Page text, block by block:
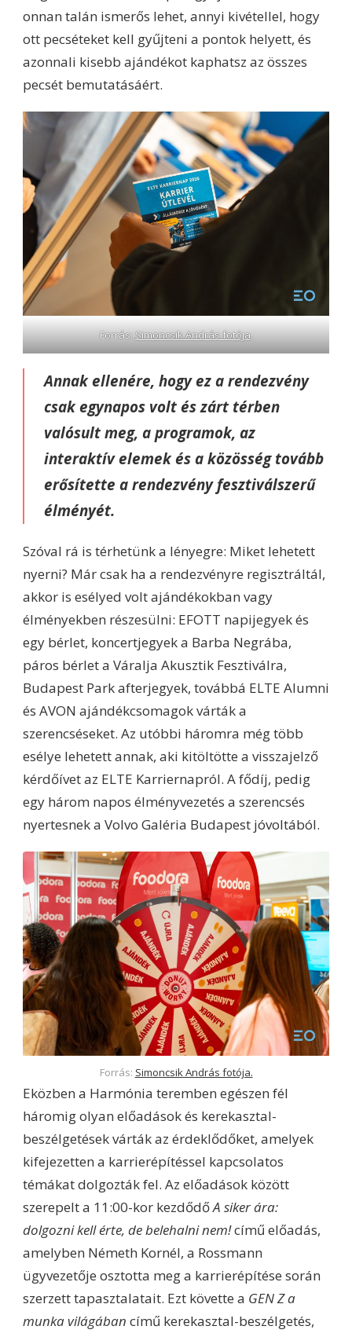
onnan talán ismerős lehet, annyi kivétellel, hogy
ott pecséteket kell gyűjteni a pontok helyett, és
azonnali kisebb ajándékot kaphatsz az összes
pecsét bemutatásáért.
Forrás:Simoncsik András fotója.
Annak ellenére, hogy ez a rendezvény
csak egynapos volt és zárt térben
valósult meg, a programok, az
interaktív elemek és a közösség tovább
erősítette a rendezvény fesztiválszerű
élményét.
Szóval rá is térhetünk a lényegre: Miket lehetett
nyerni? Már csak ha a rendezvényre regisztráltál,
akkor is esélyed volt ajándékokban vagy
élményekben részesülni: EFOTT napijegyek és
egy bérlet, koncertjegyek a Barba Negrába,
páros bérlet a Váralja Akusztik Fesztiválra,
Budapest Park afterjegyek, továbbá ELTE Alumni
és AVON ajándékcsomagok várták a
szerencséseket. Az utóbbi háromra még több
esélye lehetett annak, aki kitöltötte a visszajelző
kérdőívet az ELTE Karriernapról. A fődíj, pedig
egy három napos élményvezetés a szerencsés
nyertesnek a Volvo Galéria Budapest jóvoltából.
Forrás: Simoncsik András fotója.
Eközben a Harmónia teremben egészen fél
háromig olyan előadások és kerekasztal-
beszélgetések várták az érdeklődőket, amelyek
kifejezetten a karrierépítéssel kapcsolatos
témákat dolgozták fel. Az előadások között
szerepelt a 11:00-kor kezdődőA siker ára:
dolgozni kell érte, de belehalni nem!című előadás,
amelyben Németh Kornél, a Rossmann
ügyvezetője osztotta meg a karrierépítése során
szerzett tapasztalatait. Ezt követte a GEN Z a
munka világában című kerekasztal-beszélgetés,